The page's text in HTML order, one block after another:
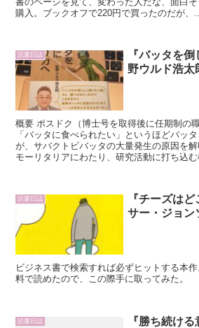
購入。ブックオフで220円で買ったのだが、...
読書日誌
『バッタを
野ウルド浩
概要 ポスドク（博士号を取得後に任期制の
「バッタに食べられたい」というほどバッ
が、サバクトビバッタの大量発生の原因を
モーリタリアにわたり、研究活動に打ち込
読書日誌
『チーズは
サー・ジョン
ビジネス書で検索すれば必ずヒットする本
料で読めたので、この際手に取ってみた。
読書日誌
『勝ち続け